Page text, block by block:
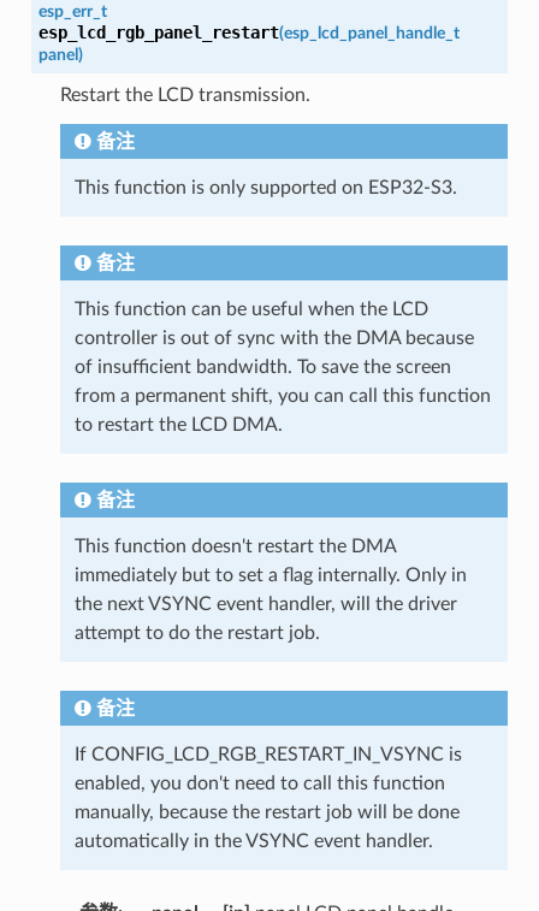
esp_err_t
esp_lcd_rgb_panel_restart(esp_lcd_panel_handle_t
panel )
Restart the LCD transmission.
备注
This function is only supported on ESP32-S3.
备注
This function can be useful when the LCD
controller is out of sync with the DMA because
of insufficient bandwidth. To save the screen
from a permanent shift, you can call this function
to restart the LCD DMA.
备注
This function doesn't restart the DMA
immediately but to set a flag internally. Only in
the next VSYNC event handler, will the driver
attempt to do the restart job.
备注
If CONFIG_LCD_RGB_RESTART_IN_VSYNC is
enabled, you don't need to call this function
manually, because the restart job will be done
automatically in the VSYNC event handler.